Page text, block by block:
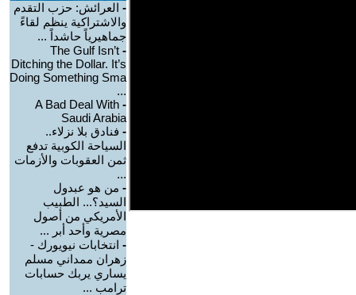
- العرائش: حزب التقدم
والاشتراكية ينظم لقاءً
جماهيرياً حاشداً ...
-
The Gulf Isn’t
Ditching the Dollar. It’s
Doing Something Sma
...
-
A Bad Deal With
Saudi Arabia
- فنادق بلا نزلاء..
السياحة الكوبية تدفع
ثمن العقوبات والأزمات
...
- من هو عبدول
السيد؟... الطبيب
الأمريكي من أصول
مصرية وأحد أبر ...
- انتخابات نيويورك -
زهران ممداني مسلم
يساري يربك حسابات
ترامب ...